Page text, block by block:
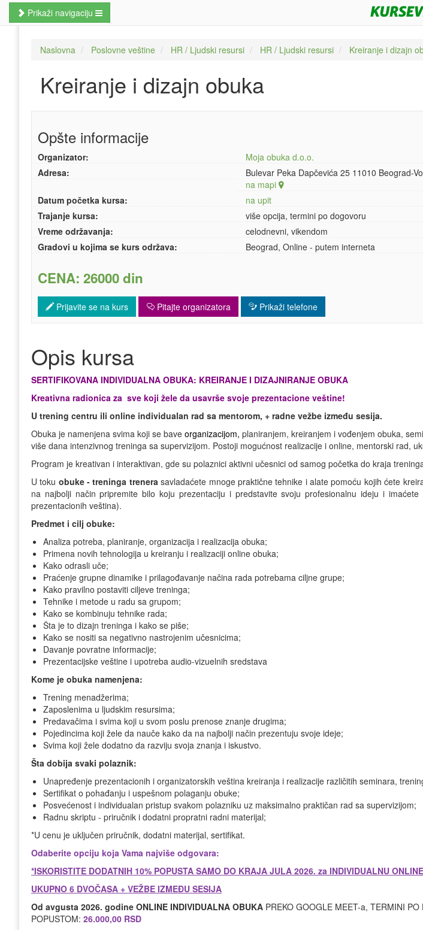
Prikaži navigaciju
Kursevi jezika
Kursevi računara
MBA studije
Prekvalifikacije i zanati
Nauči odmah
Pretraži kurseve
Naslovna Poslovne veštine HR / Ljudski resursi HR / Ljudski resursi Kreiranje i dizajn
Kreiranje i dizajn obuka
Opšte informacije
Organizator:
Moja obuka d.o.o.
Adresa:
Bulevar Peka Dapčevića 25 11010 Beograd-
na mapi
Datum početka kursa:
na upit
Trajanje kursa:
više opcija, termini po dogovoru
Vreme održavanja:
celodnevni, vikendom
Gradovi u kojima se kurs održava:
Beograd, Online - putem interneta
CENA: 26000 din
Prijavite se na kurs Pitajte organizatora Prikaži telefone
Opis kursa
SERTIFIKOVANA INDIVIDUALNA OBUKA: KREIRANJE I DIZAJNIRANJE OBUKA
Kreativna radionica za sve koji žele da usavrše svoje prezentacione veštine!
U trening centru ili online individualan rad sa mentorom, + radne vežbe između sesija.
Obuka je namenjena svima koji se bave organizacijom, planiranjem, kreiranjem i vođenjem obuka,
više dana intenzivnog treninga sa supervizijom. Postoji mogućnost realizacije i online, mentorski rad,
Program je kreativan i interaktivan, gde su polaznici aktivni učesnici od samog početka do kraja
U toku obuke - treninga trenerasavladaćete mnoge praktične tehnike i alate pomoću kojih ćete
na najbolji način pripremite bilo koju prezentaciju i predstavite svoju profesionalnu ideju i
prezentacionih veština).
Predmet i cilj obuke:
Analiza potreba, planiranje, organizacija i realizacija obuka;
Primena novih tehnologija u kreiranju i realizaciji online obuka;
Kako odrasli uče;
Praćenje grupne dinamike i prilagođavanje načina rada potrebama ciljne grupe;
Kako pravilno postaviti ciljeve treninga;
Tehnike i metode u radu sa grupom;
Kako se kombinuju tehnike rada;
Šta je to dizajn treninga i kako se piše;
Kako se nositi sa negativno nastrojenim učesnicima;
Davanje povratne informacije;
Prezentacijske veštine i upotreba audio-vizuelnih sredstava
Kome je obuka namenjena:
Trening menadžerima;
Zaposlenima u ljudskim resursima;
Predavačima i svima koji u svom poslu prenose znanje drugima;
Pojedincima koji žele da nauče kako da na najbolji način prezentuju svoje ideje;
Svima koji žele dodatno da razviju svoja znanja i iskustvo.
Šta dobija svaki polaznik:
Unapređenje prezentacionih i organizatorskih veština kreiranja i realizacije različitih seminara,
Sertifikat o pohađanju i uspešnom polaganju obuke;
Posvećenost i individualan pristup svakom polazniku uz maksimalno praktičan rad sa supervizijom;
Radnu skriptu - priručnik i dodatni propratni radni materijal;
*U cenu je uključen priručnik, dodatni materijal, sertifikat.
Odaberite opciju koja Vama najviše odgovara:
*ISKORISTITE DODATNIH 10% POPUSTA SAMO DO KRAJA JULA 2026. za INDIVIDUALNU
UKUPNO 6 DVOČASA + VEŽBE IZMEĐU SESIJA
Od avgusta 2026. godine ONLINE INDIVIDUALNA OBUKA PREKO GOOGLE MEET-a, TERMINI
POPUSTOM: 26.000,00 RSD